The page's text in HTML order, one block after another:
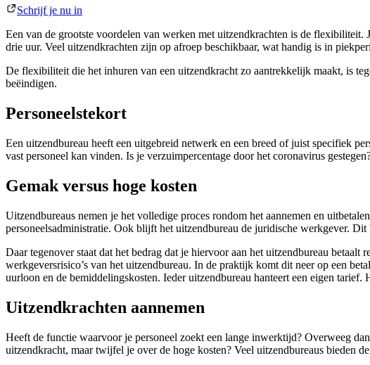
Schrijf je nu in
Een van de grootste voordelen van werken met uitzendkrachten is de
drie uur. Veel uitzendkrachten zijn op afroep beschikbaar, wat handig is in
De flexibiliteit die het inhuren van een uitzendkracht zo aantrekkelijk maakt, is
beëindigen.
Personeelstekort
Een uitzendbureau heeft een uitgebreid netwerk en een breed of juist specifiek
vast personeel kan vinden. Is je verzuimpercentage door het coronavirus
Gemak versus hoge kosten
Uitzendbureaus nemen je het volledige proces rondom het aannemen en
personeelsadministratie. Ook blijft het uitzendbureau de juridische werkgever.
Daar tegenover staat dat het bedrag dat je hiervoor aan het uitzendbureau
werkgeversrisico’s van het uitzendbureau. In de praktijk komt dit neer op een
uurloon en de bemiddelingskosten. Ieder uitzendbureau hanteert een eigen tarief.
Uitzendkrachten aannemen
Heeft de functie waarvoor je personeel zoekt een lange inwerktijd? Overweeg
uitzendkracht, maar twijfel je over de hoge kosten? Veel uitzendbureaus bieden